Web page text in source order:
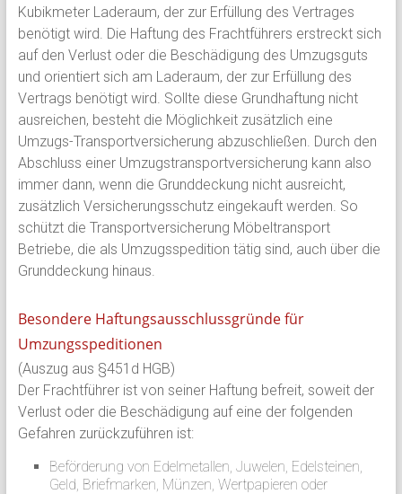
Kubikmeter Laderaum, der zur Erfüllung des Vertrages
benötigt wird. Die Haftung des Frachtführers erstreckt sich
auf den Verlust oder die Beschädigung des Umzugsguts
und orientiert sich am Laderaum, der zur Erfüllung des
Vertrags benötigt wird. Sollte diese Grundhaftung nicht
ausreichen, besteht die Möglichkeit zusätzlich eine
Umzugs-Transportversicherung abzuschließen. Durch den
Abschluss einer Umzugstransportversicherung kann also
immer dann, wenn die Grunddeckung nicht ausreicht,
zusätzlich Versicherungsschutz eingekauft werden. So
schützt die Transportversicherung Möbeltransport
Betriebe, die als Umzugsspedition tätig sind, auch über die
Grunddeckung hinaus.
Besondere Haftungsausschlussgründe für
Umzungsspeditionen
(Auszug aus §451d HGB)
Der Frachtführer ist von seiner Haftung befreit, soweit der
Verlust oder die Beschädigung auf eine der folgenden
Gefahren zurückzuführen ist:
Beförderung von Edelmetallen, Juwelen, Edelsteinen,
Geld, Briefmarken, Münzen, Wertpapieren oder